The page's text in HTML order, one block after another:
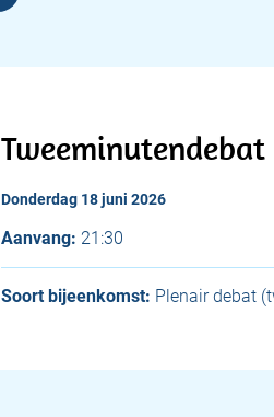
donderdag 18 juni 2026
Aanvang: 21:30
Soort bijeenkomst: Plenair debat